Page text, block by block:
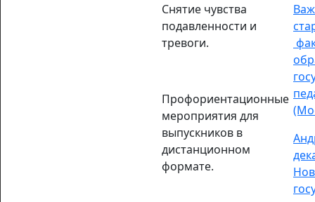
Снятие чувства
подавленности и
тревоги.
Профориентационные
мероприятия для
выпускников в
дистанционном
формате.